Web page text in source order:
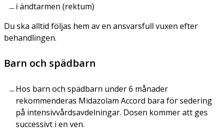
i ändtarmen (rektum)
Du ska alltid följas hem av en ansvarsfull vuxen efter
behandlingen.
Barn och spädbarn
Hos barn och spädbarn under 6 månader
rekommenderas Midazolam Accord bara för sedering
på intensivvårdsavdelningar. Dosen kommer att ges
successivt i en ven.